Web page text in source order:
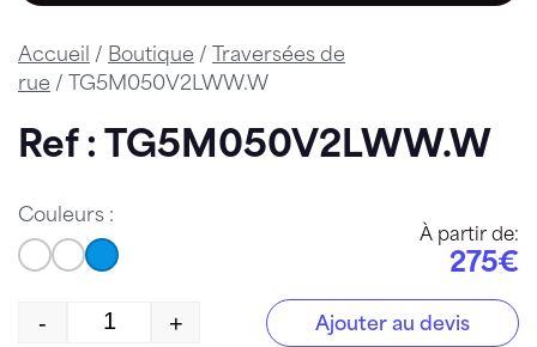
Accueil / Boutique /
Traversées de
rue / TG5M050V2LWW.W
Ref : TG5M050V2LWW.W
Couleurs :
À partir de:
275€
quantité de TG5M050V2LWW.W
- + Ajouter au devis